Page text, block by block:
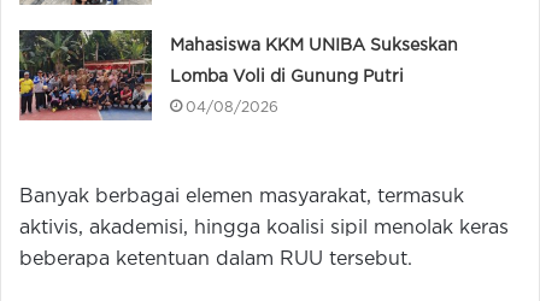
Mahasiswa KKM UNIBA Sukseskan
Lomba Voli di Gunung Putri
04/08/2026
Banyak berbagai elemen masyarakat, termasuk
aktivis, akademisi, hingga koalisi sipil menolak keras
beberapa ketentuan dalam RUU tersebut.